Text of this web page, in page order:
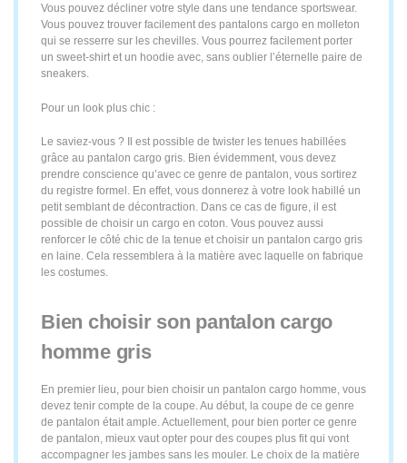
Vous pouvez décliner votre style dans une tendance sportswear.
Vous pouvez trouver facilement des pantalons cargo en molleton
qui se resserre sur les chevilles. Vous pourrez facilement porter
un sweet-shirt et un hoodie avec, sans oublier l’éternelle paire de
sneakers.
Pour un look plus chic :
Le saviez-vous ? Il est possible de twister les tenues habillées
grâce au pantalon cargo gris. Bien évidemment, vous devez
prendre conscience qu’avec ce genre de pantalon, vous sortirez
du registre formel. En effet, vous donnerez à votre look habillé un
petit semblant de décontraction. Dans ce cas de figure, il est
possible de choisir un cargo en coton. Vous pouvez aussi
renforcer le côté chic de la tenue et choisir un pantalon cargo gris
en laine. Cela ressemblera à la matière avec laquelle on fabrique
les costumes.
Bien choisir son pantalon cargo
homme gris
En premier lieu, pour bien choisir un pantalon cargo homme, vous
devez tenir compte de la coupe. Au début, la coupe de ce genre
de pantalon était ample. Actuellement, pour bien porter ce genre
de pantalon, mieux vaut opter pour des coupes plus fit qui vont
accompagner les jambes sans les mouler. Le choix de la matière